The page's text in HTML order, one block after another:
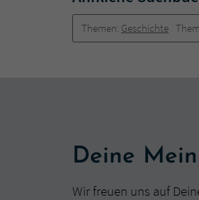
Themen: Geschichte
Deine
Wir freuen uns auf